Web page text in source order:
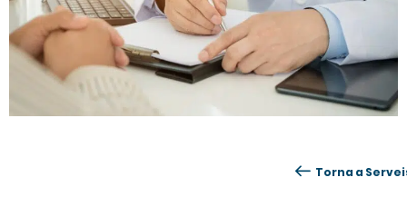
Torna a